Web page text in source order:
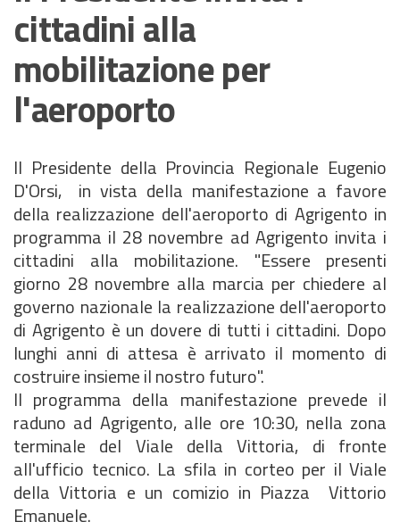
cittadini alla
mobilitazione per
l'aeroporto
Il Presidente della Provincia Regionale Eugenio
D'Orsi, in vista della manifestazione a favore
della realizzazione dell'aeroporto di Agrigento in
programma il 28 novembre ad Agrigento invita i
cittadini alla mobilitazione. "Essere presenti
giorno 28 novembre alla marcia per chiedere al
governo nazionale la realizzazione dell'aeroporto
di Agrigento è un dovere di tutti i cittadini. Dopo
lunghi anni di attesa è arrivato il momento di
costruire insieme il nostro futuro".
Il programma della manifestazione prevede il
raduno ad Agrigento, alle ore 10:30, nella zona
terminale del Viale della Vittoria, di fronte
all'ufficio tecnico. La sfila in corteo per il Viale
della Vittoria e un comizio in Piazza Vittorio
Emanuele.